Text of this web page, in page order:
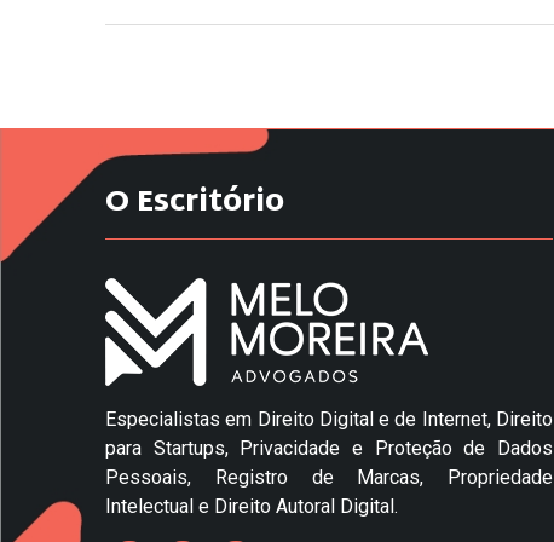
O Escritório
Especialistas em Direito Digital e de Internet, Direito
para Startups, Privacidade e Proteção de Dados
Pessoais, Registro de Marcas, Propriedade
Intelectual e Direito Autoral Digital.